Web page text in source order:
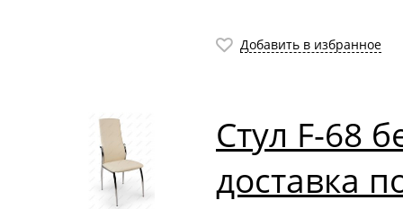
Добавить в избранное
Стул F-68
доставка